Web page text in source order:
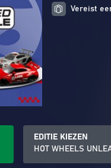
Vereist
EDITIE KIEZEN
HOT WHEELS